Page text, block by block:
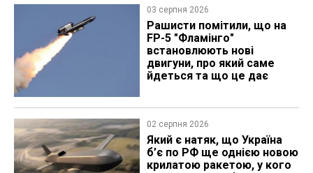
03 серпня 2026
Рашисти помітили, що на
FP-5 "Фламінго"
встановлюють нові
двигуни, про який саме
йдеться та що це дає
02 серпня 2026
Який є натяк, що Україна
б’є по РФ ще однією новою
крилатою ракетою, у кого